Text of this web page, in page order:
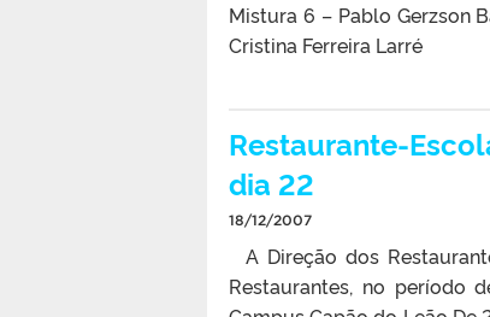
Mistura 6 – Pablo Gerzson
Cristina Ferreira Larré
Restaurante-
dia 22
18/12/2007
A Direção dos
Restaurantes, no período